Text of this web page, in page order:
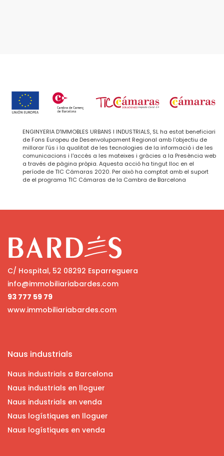
ENGINYERIA D'IMMOBLES URBANS I INDUSTRIALS, SL ha estat beneficiari
de Fons Europeu de Desenvolupament Regional amb l'objectiu de
millorar l'ús i la qualitat de les tecnologies de la informació i de les
comunicacions i l'accés a les mateixes i gràcies a la Presència web
a través de pàgina pròpia. Aquesta acció ha tingut lloc en el
període de TIC Cámaras 2020. Per això ha comptat amb el suport
de el programa TIC Cámaras de la Cambra de Barcelona
C/ Hospital, 52 08292 Esparreguera
info@immobiliariabardes.com
93 777 59 79
www.immobiliariabardes.com
Naus industrials
Naus industrials a Barcelona
Naus industrials en lloguer
Naus industrials en venda
Naus logístiques en lloguer
Naus logístiques en venda